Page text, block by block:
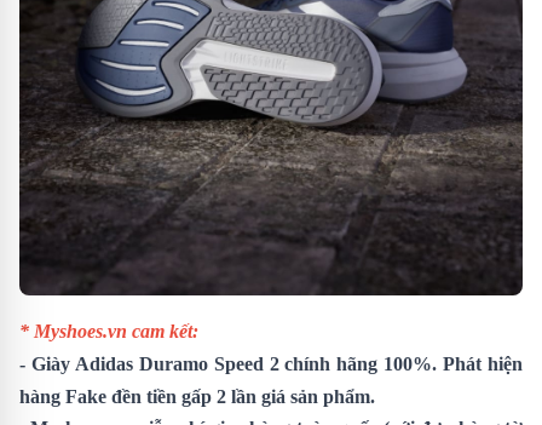
* Myshoes.vn cam kết:
- Giày Adidas Duramo Speed 2chính hãng 100%. Phát hiện
hàng Fake đền tiền gấp 2 lần giá sản phẩm.